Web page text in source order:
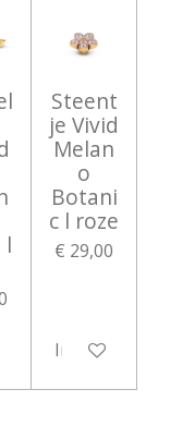
l
Steent
je Vivid
Melan
o
Botani
c l roze
€ 29,00
In